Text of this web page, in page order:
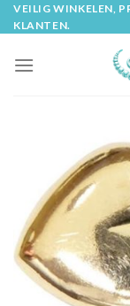
Skip
to
VEILIG WINKELEN,
KLANTEN.